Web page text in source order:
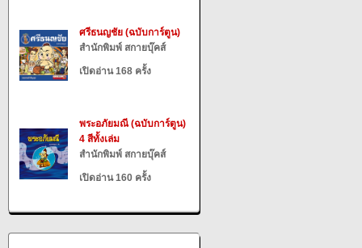
ศรีธนญชัย (ฉบับการ์ตูน)
สำนักพิมพ์ สกายบุ๊คส์
เปิดอ่าน 168 ครั้ง
พระอภัยมณี (ฉบับการ์ตูน)
4 สีทั้งเล่ม
สำนักพิมพ์ สกายบุ๊คส์
เปิดอ่าน 160 ครั้ง